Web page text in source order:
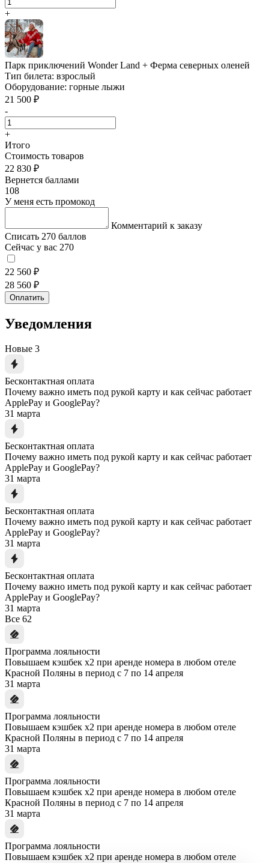
+
Парк приключений Wonder Land + Ферма северных оленей
Тип билета: взрослый
Оборудование: горные лыжи
21 500 ₽
-
+
Итого
Стоимость товаров
22 830 ₽
Вернется баллами
108
У меня есть промокод
Комментарий к заказу
Списать 270 баллов
Сейчас у вас 270
22 560 ₽
28 560 ₽
Оплатить
Уведомления
Новые 3
Бесконтактная оплата
Почему важно иметь под рукой карту и как сейчас работает
ApplePay и GooglePay?
31 марта
Бесконтактная оплата
Почему важно иметь под рукой карту и как сейчас работает
ApplePay и GooglePay?
31 марта
Бесконтактная оплата
Почему важно иметь под рукой карту и как сейчас работает
ApplePay и GooglePay?
31 марта
Бесконтактная оплата
Почему важно иметь под рукой карту и как сейчас работает
ApplePay и GooglePay?
31 марта
Все 62
Программа лояльности
Повышаем кэшбек x2 при аренде номера в любом отеле
Красной Поляны в период с 7 по 14 апреля
31 марта
Программа лояльности
Повышаем кэшбек x2 при аренде номера в любом отеле
Красной Поляны в период с 7 по 14 апреля
31 марта
Программа лояльности
Повышаем кэшбек x2 при аренде номера в любом отеле
Красной Поляны в период с 7 по 14 апреля
31 марта
Программа лояльности
Повышаем кэшбек x2 при аренде номера в любом отеле